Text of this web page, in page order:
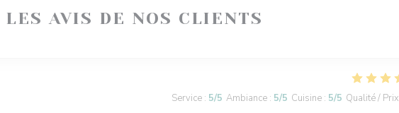
LES AVIS DE NOS CLIENTS
Service : 5/5 Ambiance : 5/5 Cuisine : 5/5 Qualité / Prix